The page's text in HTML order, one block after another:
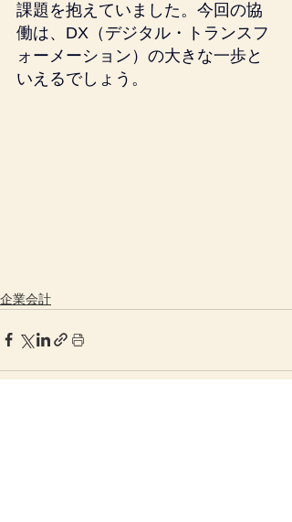
課題を抱えていました。今回の協
働は、DX（デジタル・トランスフ
ォーメーション）の大きな一歩と
いえるでしょう。
企業会計